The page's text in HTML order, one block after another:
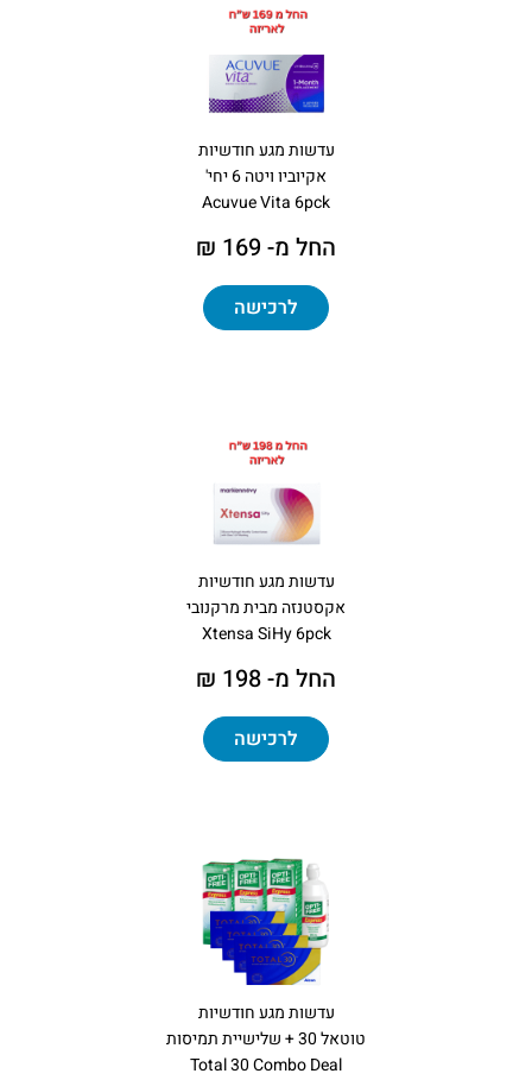
עדשות מגע חודשיות
אקיוביו ויטה 6 יחי'
Acuvue Vita 6pck
החל מ- 169 ₪
לרכישה
עדשות מגע חודשיות
אקסטנזה מבית מרקנובי
Xtensa SiHy 6pck
החל מ- 198 ₪
לרכישה
עדשות מגע חודשיות
טוטאל 30 + שלישיית תמיסות
Total 30 Combo Deal